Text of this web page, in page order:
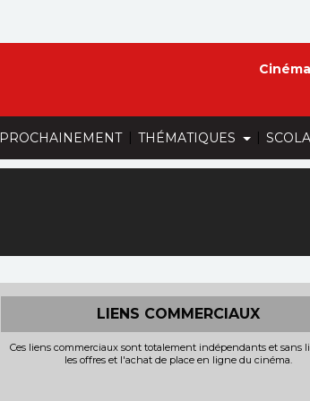
PROCHAINEMENT | THÉMATIQUES |
LIENS COMMERCIAUX
Ces liens commerciaux sont totalement indépendants et sans
les offres et l'achat de place en ligne du cinéma.